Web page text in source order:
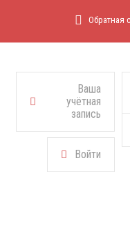
Обратная
Ваша
учётная
запись
Войти